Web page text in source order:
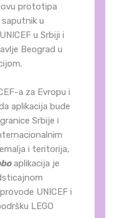
prototipa
saputnik u
u Srbiji i
Beograd u
a za Evropu i
aplikacija bude
Srbije i
i teritorija,
aplikacija je
UNICEF i
LEGO